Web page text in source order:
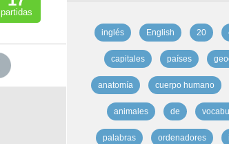
partidas
inglés English 20
capitales países
anatomía cuerpo humano
animales de
palabras ordenadores